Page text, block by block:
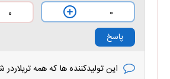
۰
۰
پاسخ
این تولیدکننده ها که همه